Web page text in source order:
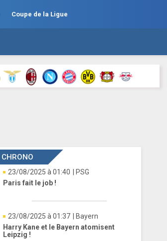
Coupe de la Ligue
CHRONO
23/08/2025 à 01:40
| PSG
Paris fait le job !
23/08/2025 à 01:37
| Bayern
Harry Kane et le Bayern atomisent
Leipzig !